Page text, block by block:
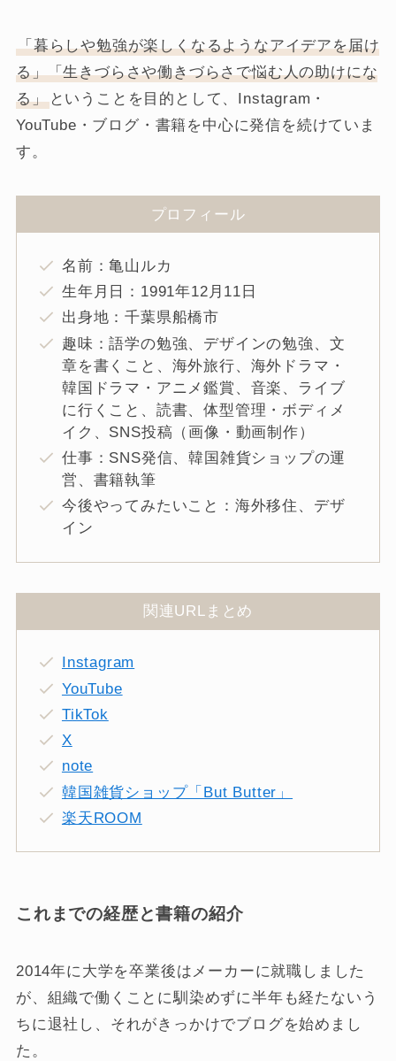
「暮らしや勉強が楽しくなるようなアイデアを届け
る」「生きづらさや働きづらさで悩む人の助けにな
る」ということを目的として、Instagram・
YouTube・ブログ・書籍を中心に発信を続けていま
す。
プロフィール
名前：亀山ルカ
生年月日：1991年12月11日
出身地：千葉県船橋市
趣味：語学の勉強、デザインの勉強、文
章を書くこと、海外旅行、海外ドラマ・
韓国ドラマ・アニメ鑑賞、音楽、ライブ
に行くこと、読書、体型管理・ボディメ
イク、SNS投稿（画像・動画制作）
仕事：SNS発信、韓国雑貨ショップの運
営、書籍執筆
今後やってみたいこと：海外移住、デザ
イン
関連URLまとめ
Instagram
YouTube
TikTok
X
note
韓国雑貨ショップ「But Butter」
楽天ROOM
これまでの経歴と書籍の紹介
2014年に大学を卒業後はメーカーに就職しました
が、組織で働くことに馴染めずに半年も経たないう
ちに退社し、それがきっかけでブログを始めまし
た。